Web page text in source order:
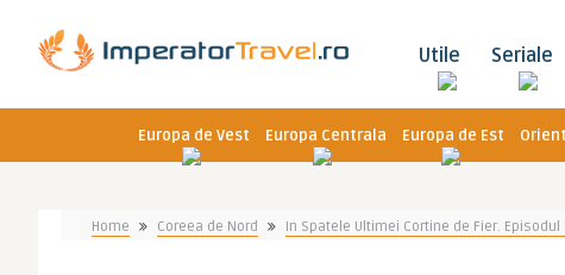
Utile Seriale
Europa de Vest Europa Centrala Europa de Est
Home Coreea de Nord In Spatele Ultimei Cortine de Fier.